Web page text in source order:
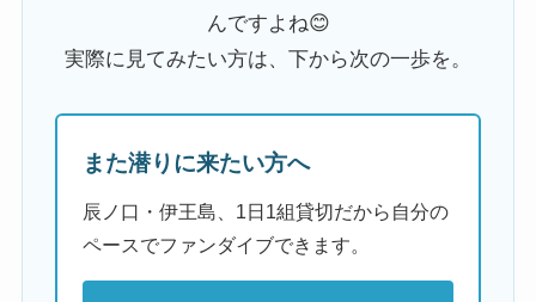
んですよね😊
実際に見てみたい方は、下から次の一歩を。
また潜りに来たい方へ
辰ノ口・伊王島、1日1組貸切だから自分の
ペースでファンダイブできます。